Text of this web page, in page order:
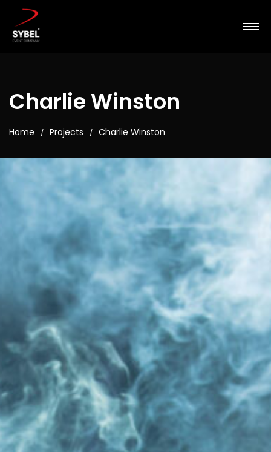
Charlie Winston
Home / Projects / Charlie Winston